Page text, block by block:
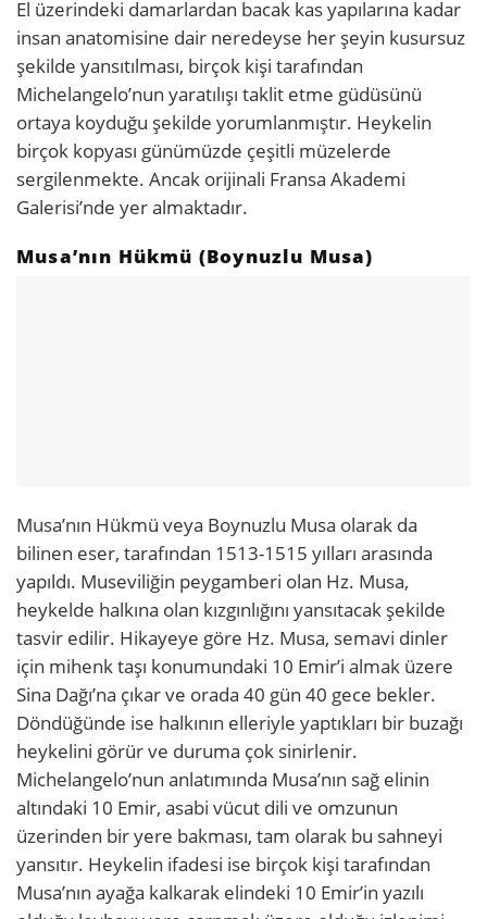
El üzerindeki damarlardan bacak kas yapılarına kadar
insan anatomisine dair neredeyse her şeyin kusursuz
şekilde yansıtılması, birçok kişi tarafından
Michelangelo’nun yaratılışı taklit etme güdüsünü
ortaya koyduğu şekilde yorumlanmıştır. Heykelin
birçok kopyası günümüzde çeşitli müzelerde
sergilenmekte. Ancak orijinali Fransa Akademi
Galerisi’nde yer almaktadır.
Musa’nın Hükmü (Boynuzlu Musa)
Musa’nın Hükmü veya Boynuzlu Musa olarak da
bilinen eser, tarafından 1513-1515 yılları arasında
yapıldı. Museviliğin peygamberi olan Hz. Musa,
heykelde halkına olan kızgınlığını yansıtacak şekilde
tasvir edilir. Hikayeye göre Hz. Musa, semavi dinler
için mihenk taşı konumundaki 10 Emir’i almak üzere
Sina Dağı’na çıkar ve orada 40 gün 40 gece bekler.
Döndüğünde ise halkının elleriyle yaptıkları bir buzağı
heykelini görür ve duruma çok sinirlenir.
Michelangelo’nun anlatımında Musa’nın sağ elinin
altındaki 10 Emir, asabi vücut dili ve omzunun
üzerinden bir yere bakması, tam olarak bu sahneyi
yansıtır. Heykelin ifadesi ise birçok kişi tarafından
Musa’nın ayağa kalkarak elindeki 10 Emir’in yazılı